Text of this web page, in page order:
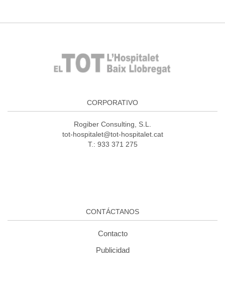
CORPORATIVO
Rogiber Consulting, S.L.
tot-hospitalet@tot-hospitalet.cat
T.: 933 371 275
CONTÁCTANOS
Contacto
Publicidad